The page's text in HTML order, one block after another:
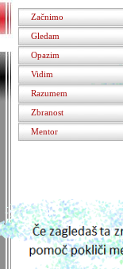
Začnimo
Gledam
Opazim
Vidim
Razumem
Zbranost
Mentor